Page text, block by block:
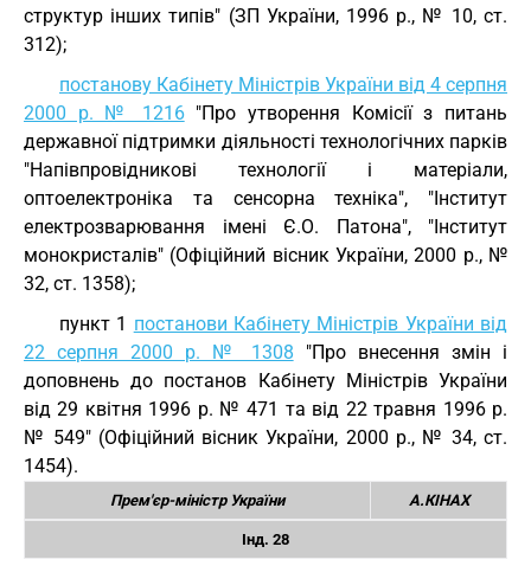
структур інших типів" (ЗП України, 1996 р., № 10, ст.
312);
постанову Кабінету Міністрів України від 4 серпня
2000 р. № 1216"Про утворення Комісії з питань
державної підтримки діяльності технологічних парків
"Напівпровідникові технології і матеріали,
оптоелектроніка та сенсорна техніка", "Інститут
електрозварювання імені Є.О. Патона", "Інститут
монокристалів" (Офіційний вісник України, 2000 р., №
32, ст. 1358);
пункт 1 постанови Кабінету Міністрів України від
22 серпня 2000 р. № 1308 "Про внесення змін і
доповнень до постанов Кабінету Міністрів України
від 29 квітня 1996 р. № 471 та від 22 травня 1996 р.
№ 549" (Офіційний вісник України, 2000 р., № 34, ст.
1454).
Прем'єр-міністр України А.КІНАХ
Інд. 28